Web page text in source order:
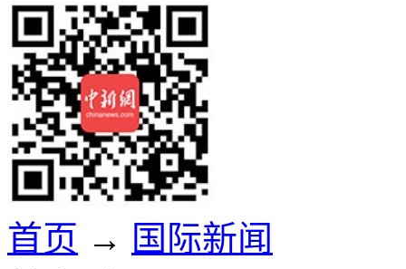
首页 → 国际新闻